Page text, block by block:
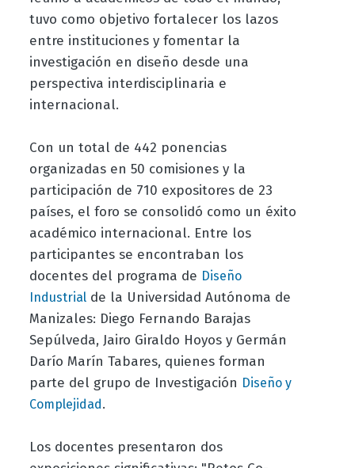
tuvo como objetivo fortalecer los lazos
entre instituciones y fomentar la
investigación en diseño desde una
perspectiva interdisciplinaria e
internacional.
Con un total de 442 ponencias
organizadas en 50 comisiones y la
participación de 710 expositores de 23
países, el foro se consolidó como un éxito
académico internacional. Entre los
participantes se encontraban los
docentes del programa de Diseño
Industrialde la Universidad Autónoma de
Manizales: Diego Fernando Barajas
Sepúlveda, Jairo Giraldo Hoyos y Germán
Darío Marín Tabares, quienes forman
parte del grupo de Investigación Diseño y
Complejidad.
Los docentes presentaron dos